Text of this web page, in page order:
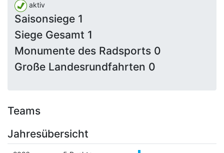
aktiv
Saisonsiege 1
Siege Gesamt 1
Monumente des Radsports 0
Große Landesrundfahrten 0
Teams
Jahresübersicht